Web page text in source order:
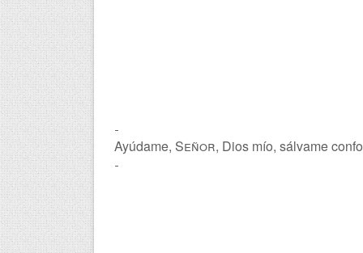
-
Ayúdame, Señor, Dios mío, sálvame
-